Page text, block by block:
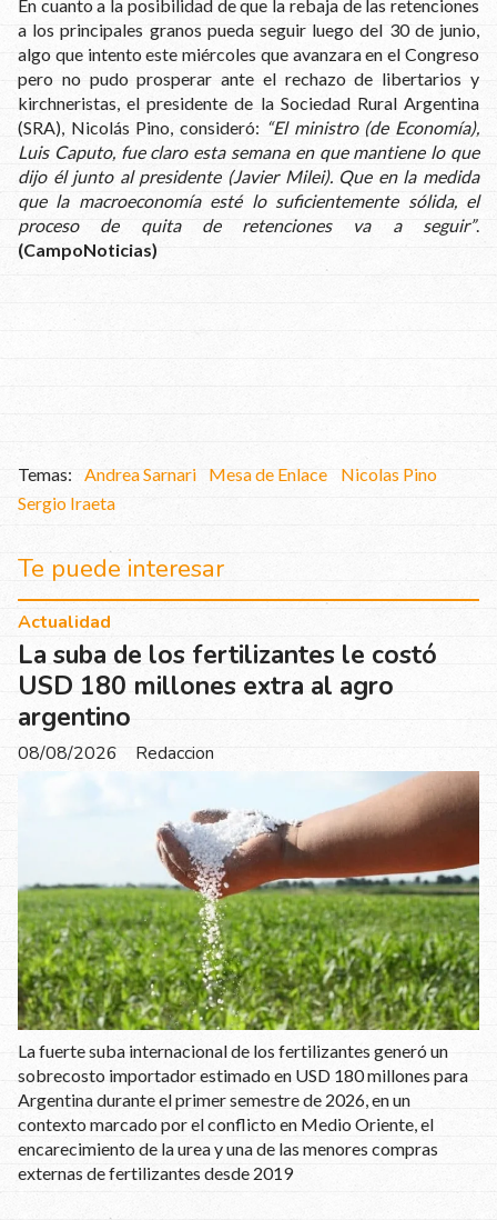
En cuanto a la posibilidad de que la rebaja de las retenciones
a los principales granos pueda seguir luego del 30 de junio,
algo que intento este miércoles que avanzara en el Congreso
pero no pudo prosperar ante el rechazo de libertarios y
kirchneristas, el presidente de la Sociedad Rural Argentina
(SRA), Nicolás Pino, consideró: “El ministro (de Economía),
Luis Caputo, fue claro esta semana en que mantiene lo que
dijo él junto al presidente (Javier Milei). Que en la medida
que la macroeconomía esté lo suficientemente sólida, el
proceso de quita de retenciones va a seguir”.
(CampoNoticias)
Andrea Sarnari Mesa de Enlace
Nicolas Pino
Sergio Iraeta
Te puede interesar
La suba de los fertilizantes le costó
USD 180 millones extra al agro
argentino
Redaccion
Actualidad
08/08/2026
La fuerte suba internacional de los fertilizantes generó un
sobrecosto importador estimado en USD 180 millones para
Argentina durante el primer semestre de 2026, en un
contexto marcado por el conflicto en Medio Oriente, el
encarecimiento de la urea y una de las menores compras
externas de fertilizantes desde 2019